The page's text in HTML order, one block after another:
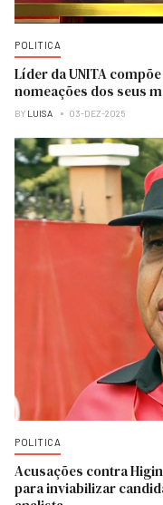
POLITICA
Líder da UNITA
nomeações dos seus
BY LUISA 03-DEZ-2025
POLITICA
Acusações contra
para inviabilizar